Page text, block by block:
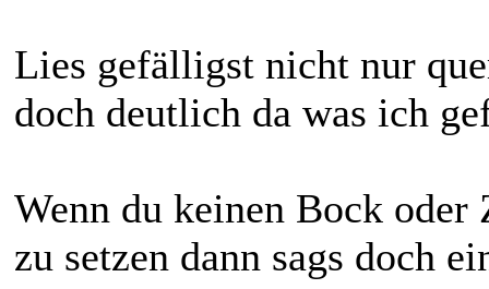
Lies gefälligst nicht nur
doch deutlich da was ich
Wenn du keinen Bock oder
zu setzen dann sags doch